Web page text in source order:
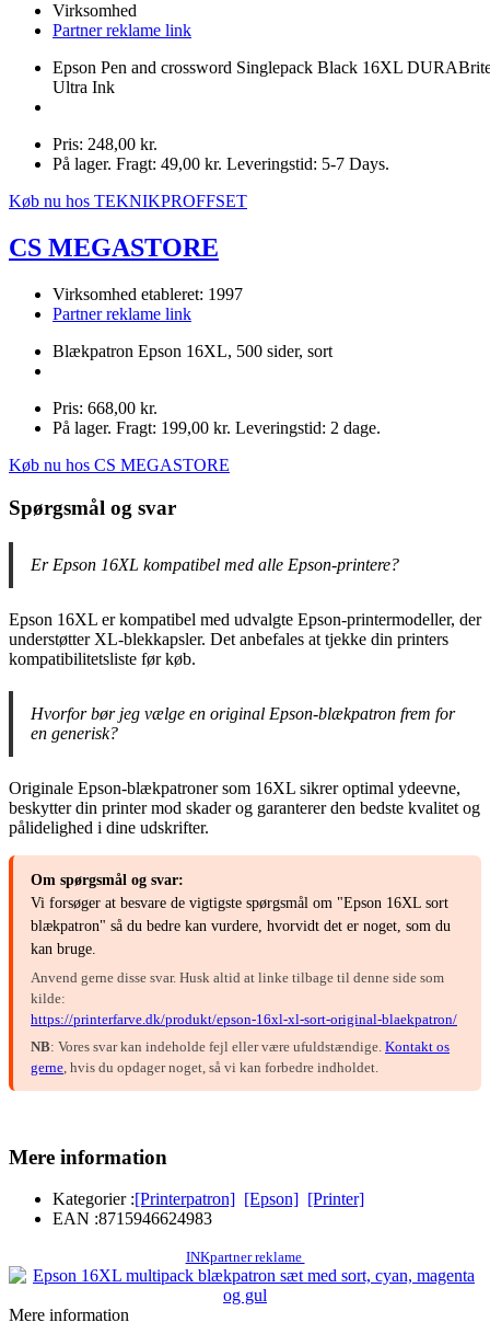
Virksomhed
Partner reklame link
Epson Pen and crossword Singlepack Black 16XL
Ultra Ink
Pris: 248,00 kr.
På lager. Fragt: 49,00 kr. Leveringstid: 5-7 Days.
Køb nu hos TEKNIKPROFFSET
CS MEGASTORE
Virksomhed etableret: 1997
Partner reklame link
Blækpatron Epson 16XL, 500 sider, sort
Pris: 668,00 kr.
På lager. Fragt: 199,00 kr. Leveringstid: 2 dage.
Køb nu hos CS MEGASTORE
Spørgsmål og svar
Er Epson 16XL kompatibel med alle Epson-printere?
Epson 16XL er kompatibel med udvalgte Epson-printermodeller, der
understøtter XL-blekkapsler. Det anbefales at tjekke din printers
kompatibilitetsliste før køb.
Hvorfor bør jeg vælge en original Epson-blækpatron frem for
en generisk?
Originale Epson-blækpatroner som 16XL sikrer optimal ydeevne,
beskytter din printer mod skader og garanterer den bedste kvalitet og
pålidelighed i dine udskrifter.
Om spørgsmål og svar:
Vi forsøger at besvare de vigtigste spørgsmål om "Epson 16XL sort
blækpatron" så du bedre kan vurdere, hvorvidt det er noget, som du
kan bruge.
Anvend gerne disse svar. Husk altid at linke tilbage til denne side som
kilde:
https://printerfarve.dk/produkt/epson-16xl-xl-sort-original-blaekpatron/
NB: Vores svar kan indeholde fejl eller være ufuldstændige. Kontakt os
gerne , hvis du opdager noget, så vi kan forbedre indholdet.
Mere information
Kategorier :[Printerpatron] [Epson] [Printer]
EAN :8715946624983
INKpartner reklame
Mere information